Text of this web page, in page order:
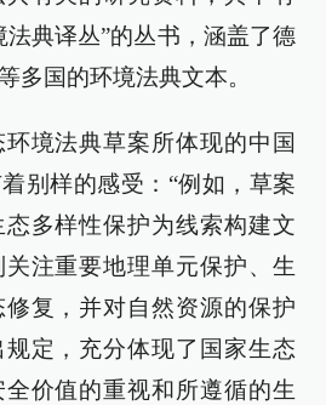
法典译丛”的丛书，涵盖了德
多国的环境法典文本。
境法典草案所体现的中国
别样的感受：“例如，草案
多样性保护为线索构建文
注重要地理单元保护、生
复，并对自然资源的保护
定，充分体现了国家生态
价值的重视和所遵循的生